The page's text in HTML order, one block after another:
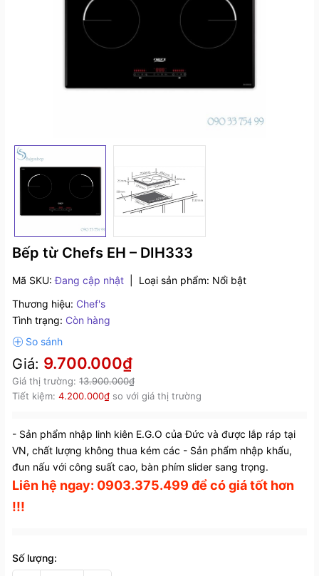
Bếp từ Chefs EH – DIH333
Mã SKU:Đang cập nhật Loại sản phẩm: Nổi bật
Thương hiệu: Chef's
Tình trạng: Còn hàng
Giá: 9.700.000₫
Giá thị trường: 13.900.000₫
Tiết kiệm: 4.200.000₫ so với giá thị trường
- Sản phẩm nhập linh kiên E.G.O của Đức và được lắp ráp tại
VN, chất lượng không thua kém các - Sản phẩm nhập khẩu,
đun nấu với công suất cao, bàn phím slider sang trọng.
Liên hệ ngay: 0903.375.499 để có giá tốt hơn
!!!
Số lượng: